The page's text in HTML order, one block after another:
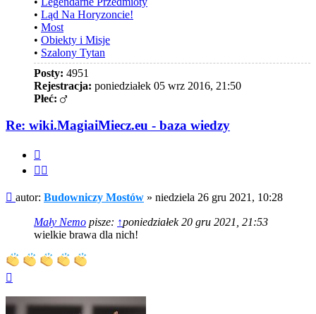
• Ląd Na Horyzoncie!
• Most
• Obiekty i Misje
• Szalony Tytan
Posty: 4951
Rejestracja: poniedziałek 05 wrz 2016, 21:50
Płeć:
Re: wiki.MagiaiMiecz.eu - baza wiedzy
Post
autor: Budowniczy Mostów » niedziela 26 gru 2021, 10:28
Mały Nemo pisze: ↑poniedziałek 20 gru 2021, 21:53
wielkie brawa dla nich!